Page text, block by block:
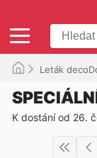
Leták
K dostání od 26.